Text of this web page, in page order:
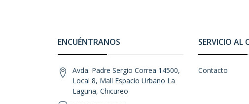
ENCUÉNTRANOS
Avda. Padre Sergio Correa 14500,
Local 8, Mall Espacio Urbano La
Laguna, Chicureo
SERVICIO AL
Contacto